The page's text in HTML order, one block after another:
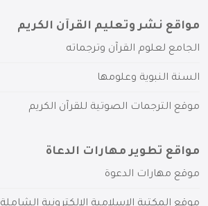
مواقع نشر وتعليم القرآن الكريم
الجامع لعلوم القرآن وترجماته
السنة النبوية وعلومها
موقع الترجمات الصوتية للقرآن الكريم
مواقع تطوير مهارات الدعاة
موقع مهارات الدعوة